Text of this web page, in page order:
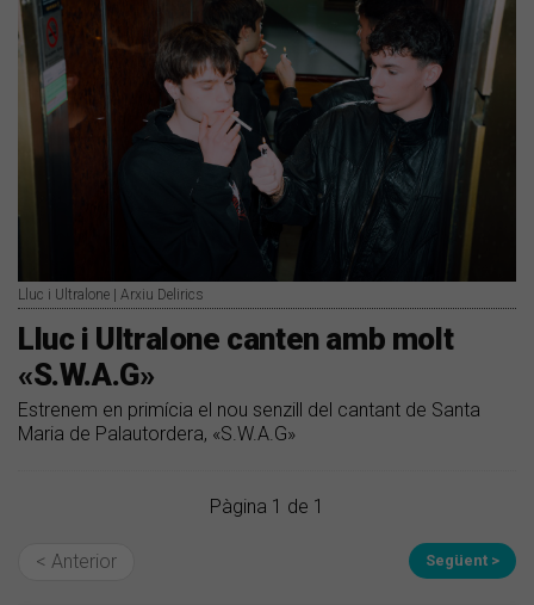
Lluc i Ultralone | Arxiu Delirics
Lluc i Ultralone canten amb molt
«S.W.A.G»
Estrenem en primícia el nou senzill del cantant de Santa
Maria de Palautordera, «S.W.A.G»
Pàgina 1 de 1
< Anterior Següent >